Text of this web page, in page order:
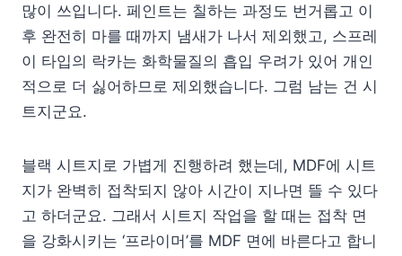
많이 쓰입니다. 페인트는 칠하는 과정도 번거롭고 이
후 완전히 마를 때까지 냄새가 나서 제외했고, 스프레
이 타입의 락카는 화학물질의 흡입 우려가 있어 개인
적으로 더 싫어하므로 제외했습니다. 그럼 남는 건 시
트지군요.
블랙 시트지로 가볍게 진행하려 했는데, MDF에 시트
지가 완벽히 접착되지 않아 시간이 지나면 뜰 수 있다
고 하더군요. 그래서 시트지 작업을 할 때는 접착 면
을 강화시키는 ‘프라이머’를 MDF 면에 바른다고 합니